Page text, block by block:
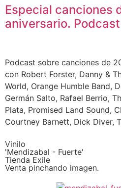
Especial canciones
aniversario.
Podcast sobre canciones de
con Robert Forster, Danny &
World, Orange Humble Band,
Germán Salto, Rafael Berrio,
Plata, Promised Land Sound,
Courtney Barnett, Dick Diver,
Vinilo
'Mendizabal - Fuerte'
Tienda Exile
Venta pinchando imagen.